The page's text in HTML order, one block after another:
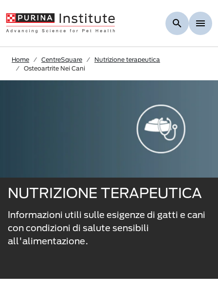
Home CentreSquare
Nutrizione terapeutica
Osteoartrite Nei Cani
NUTRIZIONE TERAPEUTICA
Informazioni utili sulle esigenze di gatti e cani
con condizioni di salute sensibili
all'alimentazione.